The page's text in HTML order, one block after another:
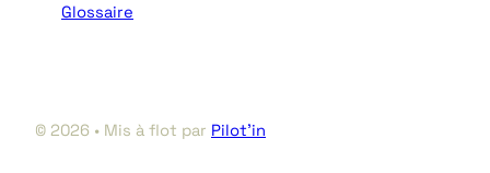
Glossaire
© 2026 • Mis à flot par Pilot’in